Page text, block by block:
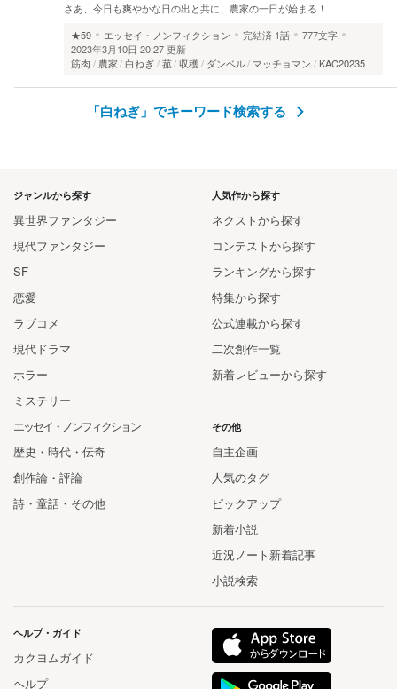
さあ、今日も爽やかな日の出と共に、農家の一日が始まる！
★59
エッセイ・ノンフィクション 完結済 1話
777文字
2023年3月10日 20:27 更新
筋肉
農家 白ねぎ 菰 収穫 ダンベル マッチョマン KAC20235
「白ねぎ」でキーワード検索する
人気作から探す
ネクストから探す
コンテストから探す
ランキングから探す
特集から探す
公式連載から探す
二次創作一覧
新着レビューから探す
ジャンルから探す
異世界ファンタジー
現代ファンタジー
SF
恋愛
ラブコメ
現代ドラマ
ホラー
ミステリー
エッセイ・ノンフィクション
歴史・時代・伝奇
創作論・評論
詩・童話・その他
その他
自主企画
人気のタグ
ピックアップ
新着小説
近況ノート新着記事
小説検索
ヘルプ・ガイド
カクヨムガイド
ヘルプ